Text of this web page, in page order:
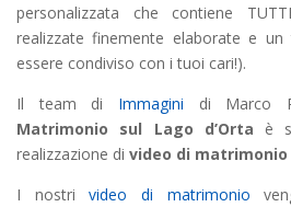
personalizzata che contiene
realizzate finemente elaborate e
essere condiviso con i tuoi cari!).
Il team di Immagini di Marco
Matrimonio sul Lago d’Orta è
realizzazione di video di
I nostrivideo di matrimonio